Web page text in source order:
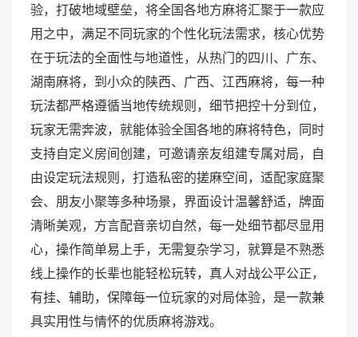
验，打破地域壁垒，将全国各地方麻将汇聚于一款应
用之中，满足不同玩家的个性化玩法需求，核心优势
在于玩法的全面性与地道性，从热门的四川、广东、
湖南麻将，到小众的陕西、广西、江西麻将，每一种
玩法都严格遵循当地传统规则，细节把控十分到位，
玩家无需奔波，就能体验全国各地的麻将特色，同时
支持自定义房间创建，可邀请亲友组建专属对局，自
由设定玩法规则，打造私密的搓麻空间，适配家庭聚
会、朋友小聚等多种场景，界面设计温馨舒适，牌面
清晰美观，方言配音亲切自然，每一处细节都尽显用
心，操作简单易上手，无需复杂学习，就算是不熟悉
线上操作的长辈也能轻松玩转，真人对战公平公正，
有挂、辅助，保障每一位玩家的对局体验，是一款兼
具实用性与情怀的优质麻将游戏。